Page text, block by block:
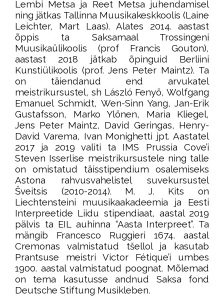
Lembi Metsa ja Reet Metsa juhendamisel
ning jätkas Tallinna Muusikakeskkoolis (Laine
Leichter, Mart Laas). Alates 2014. aastast
õppis ta Saksamaal Trossingeni
Muusikaülikoolis (prof Francis Gouton),
aastast 2018 jätkab õpinguid Berliini
Kunstiülikoolis (prof. Jens Peter Maintz). Ta
on täiendanud end arvukatel
meistrikursustel, sh László Fenyö, Wolfgang
Emanuel Schmidt, Wen-Sinn Yang, Jan-Erik
Gustafsson, Marko Ylönen, Maria Kliegel,
Jens Peter Maintz, David Geringas, Henry-
David Varema, Ivan Monighetti jpt. Aastatel
2017 ja 2019 valiti ta IMS Prussia Cove’i
Steven Isserlise meistrikursustele ning talle
on omistatud täisstipendium osalemiseks
Astona rahvusvahelistel suvekursustel
Šveitsis (2010-2014). M. J. Kits on
Liechtensteini muusikaakadeemia ja Eesti
Interpreetide Liidu stipendiaat, aastal 2019
pälvis ta EIL auhinna “Aasta Interpreet”. Ta
mängib Francesco Ruggieri 1674. aastal
Cremonas valmistatud tšellol ja kasutab
Prantsuse meistri Victor Fétique’i umbes
1900. aastal valmistatud poognat. Mõlemad
on tema kasutusse andnud Saksa fond
Deutsche Stiftung Musikleben.